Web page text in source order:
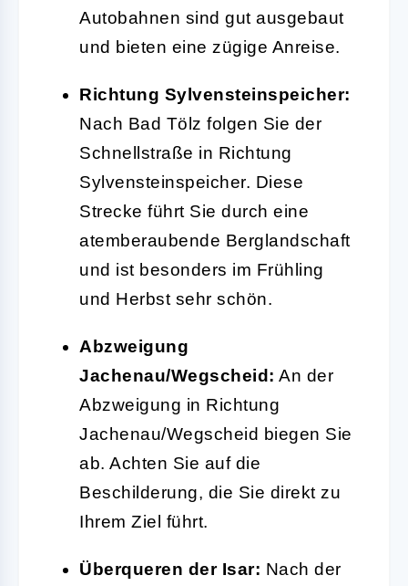
Autobahnen sind gut ausgebaut
und bieten eine zügige Anreise.
Richtung Sylvensteinspeicher:
Nach Bad Tölz folgen Sie der
Schnellstraße in Richtung
Sylvensteinspeicher. Diese
Strecke führt Sie durch eine
atemberaubende Berglandschaft
und ist besonders im Frühling
und Herbst sehr schön.
Abzweigung
Jachenau/Wegscheid: An der
Abzweigung in Richtung
Jachenau/Wegscheid biegen Sie
ab. Achten Sie auf die
Beschilderung, die Sie direkt zu
Ihrem Ziel führt.
Überqueren der Isar: Nach der